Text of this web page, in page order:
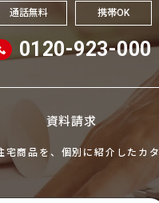
通話無料 携帯OK
0120-923-000
資料請求
宅商品を、個別に紹介したカ